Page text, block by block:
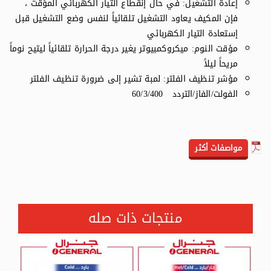
إعادة التشغيل: في حال إنقطاع التيار الكهربائي المؤقت ،
فإن المكيف يعاود التشغيل تلقائياً لنفس وضع التشغيل قبل
إستعادة التيار الكهربائي
مؤقت النوم: ميكروكمبيوتر يغير درجة الحرارة تلقائياً ليتيح نوماً
مريحاً ليلاً
مؤشر تنظيف الفلتر: لمبة تشير إلى ضرورة تنظيف الفلتر
الفولت/الفاز/التردد 60/3/400
مواصفات أكثر
منتجات ذات صله